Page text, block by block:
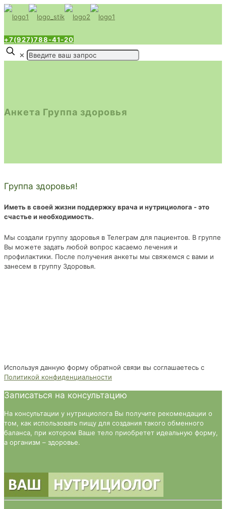
+7(927)788-41-20
✕
Анкета Группа здоровья
Группа здоровья!
Иметь в своей жизни поддержку врача и нутрициолога - это
счастье и необходимость.
Мы создали группу здоровья в Телеграм для пациентов. В группе
Вы можете задать любой вопрос касаемо лечения и
профилактики. После получения анкеты мы свяжемся с вами и
занесем в группу Здоровья.
Используя данную форму обратной связи вы соглашаетесь с
Политикой конфиденциальности
Записаться на консультацию
На консультации у нутрициолога Вы получите рекомендации о
том, как использовать пищу для создания такого обменного
баланса, при котором Ваше тело приобретет идеальную форму,
а организм – здоровье.